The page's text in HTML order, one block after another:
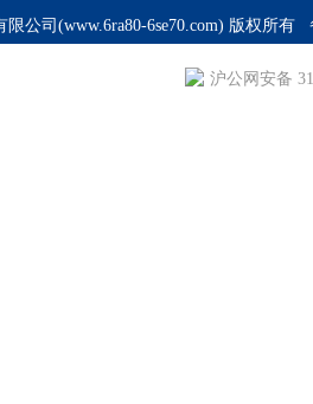
公司(www.6ra80-6se70.com) 版权所有
沪公网安备